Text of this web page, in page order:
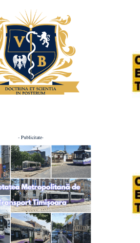
- Publicitate-